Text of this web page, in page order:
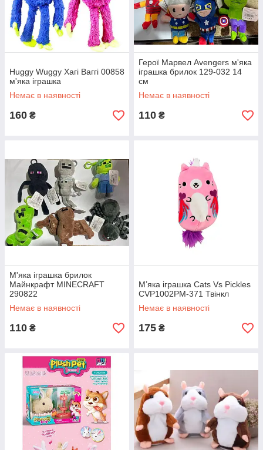
Huggy Wuggy Хагі Ваггі 00858
м'яка іграшка
Немає в наявності
160 ₴
Герої Марвел Avengers м'яка
іграшка брилок 129-032 14
см
Немає в наявності
110 ₴
М'яка іграшка брилок
Майнкрафт MINECRAFT
290822
Немає в наявності
110 ₴
М’яка іграшка Cats Vs Pickles
CVP1002PM-371 Твінкл
Немає в наявності
175 ₴